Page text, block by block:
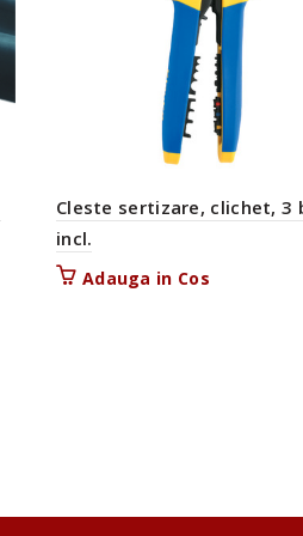
Cleste sertizare, clichet, 3
incl.
Adauga in Cos